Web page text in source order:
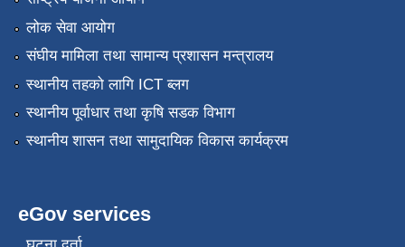
लोक सेवा आयोग
संघीय मामिला तथा सामान्य प्रशासन मन्त्रालय
स्थानीय तहको लागि ICT ब्लग
स्थानीय पूर्वाधार तथा कृषि सडक विभाग
स्थानीय शासन तथा सामुदायिक विकास कार्यक्रम
eGov services